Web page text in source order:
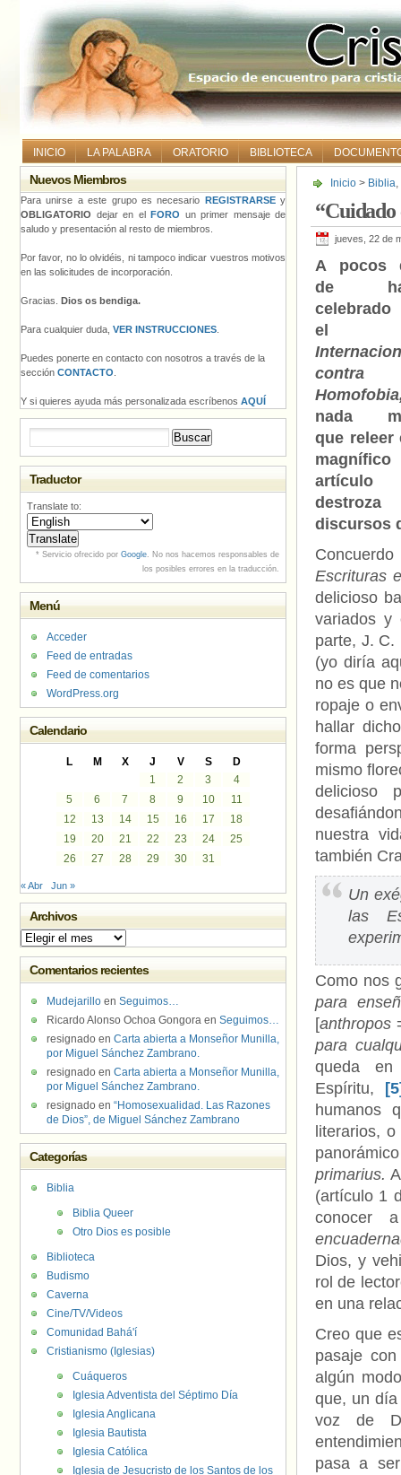
INICIO LA PALABRA ORATORIO BIBLIOTECA
Inicio > Biblia,
jueves, 22 de
A pocos
de
celebrado
nada
que releer
magnífico
artículo
discursos
Escrituras
delicioso
variados y
parte, J. C.
(yo diría
no es que
ropaje o
hallar
forma
mismo
delicioso
nuestra
también
Un
las
Como nos
para
[anthropos
para
queda
Espíritu,
humanos
literarios,
primarius.
(artículo 1
conocer
Dios, y
rol de
en una
Creo que
pasaje
algún
que, un
voz de
pasa a
Nuevos Miembros
Para unirse a este grupo es necesario REGISTRARSEy
OBLIGATORIO dejar en el FORO un primer mensaje de
saludo y presentación al resto de miembros.
Por favor, no lo olvidéis, ni tampoco indicar vuestros motivos
en las solicitudes de incorporación.
Gracias. Dios os bendiga.
Para cualquier duda, VER INSTRUCCIONES
Puedes ponerte en contacto con nosotros a través de la
sección CONTACTO
Y si quieres ayuda más personalizada escríbenos AQUÍ
Traductor
Translate to:
* Servicio ofrecido por Google. No nos hacemos responsables de
los posibles errores en la traducción.
Menú
Acceder
Feed de entradas
Feed de comentarios
WordPress.org
Calendario
L M X J V S
D
1
2 3
4
5
6 7 8 9 10
11
12
13 14 15 16 17
18
19
20 21 22 23 24
25
26
27 28 29 30 31
« Abr Jun »
Archivos
Archivos
Comentarios recientes
Mudejarillo en Seguimos…
Ricardo Alonso Ochoa Gongora en Seguimos…
resignado en Carta abierta a Monseñor Munilla,
por Miguel Sánchez Zambrano.
resignado en Carta abierta a Monseñor Munilla,
por Miguel Sánchez Zambrano.
resignado en “Homosexualidad. Las Razones
de Dios”, de Miguel Sánchez Zambrano
Categorías
Biblia
Biblia Queer
Otro Dios es posible
Biblioteca
Budismo
Caverna
Cine/TV/Videos
Comunidad Bahá'í
Cristianismo (Iglesias)
Cuáqueros
Iglesia Adventista del Séptimo Día
Iglesia Anglicana
Iglesia Bautista
Iglesia Católica
Iglesia de Jesucristo de los Santos de los